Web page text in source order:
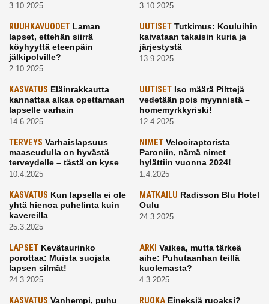
3.10.2025 3.10.2025
RUUHKAVUODET Laman
lapset, ettehän siirrä
köyhyyttä eteenpäin
jälkipolville?
2.10.2025
UUTISETTutkimus: Kouluihin
kaivataan takaisin kuria ja
järjestystä
13.9.2025
KASVATUS Eläinrakkautta
kannattaa alkaa opettamaan
lapselle varhain
14.6.2025
UUTISETIso määrä Pilttejä
vedetään pois myynnistä –
homemyrkkyriski!
12.4.2025
TERVEYS Varhaislapsuus
maaseudulla on hyvästä
terveydelle – tästä on kyse
10.4.2025
NIMETVelociraptorista
Paroniin, nämä nimet
hylättiin vuonna 2024!
1.4.2025
KASVATUS Kun lapsella ei ole
yhtä hienoa puhelinta kuin
kavereilla
25.3.2025
MATKAILU Radisson Blu Hotel
Oulu
24.3.2025
LAPSET Kevätaurinko
porottaa: Muista suojata
lapsen silmät!
24.3.2025
ARKI Vaikea, mutta tärkeä
aihe: Puhutaanhan teillä
kuolemasta?
4.3.2025
KASVATUS Vanhempi, puhu
RUOKAEineksiä ruoaksi?